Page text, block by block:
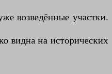
возведённые участки.
видна на исторических